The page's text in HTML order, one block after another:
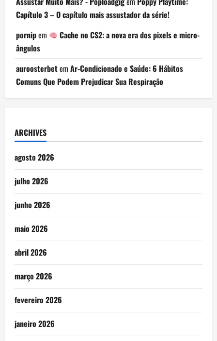
Capítulo 3 – O capítulo mais assustador da série!
pornipem
Cache no CS2: a nova era dos pixels e micro-
ângulos
auroosterbetem Ar-Condicionado e Saúde: 6 Hábitos
Comuns Que Podem Prejudicar Sua Respiração
ARCHIVES
agosto 2026
julho 2026
junho 2026
maio 2026
abril 2026
março 2026
fevereiro 2026
janeiro 2026